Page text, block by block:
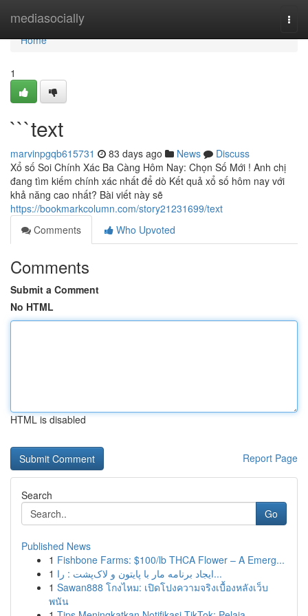
mediasocially
Home
Home
1
```text
marvinpgqb615731 83 days ago News
Discuss
Xổ số Soi Chính Xác Ba Càng Hôm Nay: Chọn Số Mới ! Anh chị
đang tìm kiếm chính xác nhất để dò Kết quả xổ số hôm nay với
khả năng cao nhất? Bài viết này sẽ
https://bookmarkcolumn.com/story21231699/text
Comments
Who Upvoted
Comments
Submit a Comment
No HTML
HTML is disabled
Report Page
Search
Go
Published News
1 Fishbone Farms: $100/lb THCA Flower – A Emerg...
1
ایجاد برنامه مار با پایتون و لاک‌پشت : را...
1 Sawan888 โกงไหม: เปิดโปงความจริงเบื้องหลังเว็บ
พนัน